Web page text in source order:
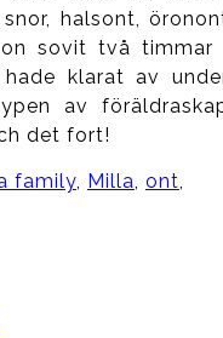
halsont,
sovit två timmar
klarat av
av
det fort!
family, Milla, ont,